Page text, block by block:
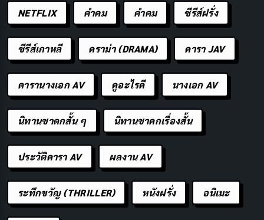
สังคม
วันไหว้ครูวันที่เท่าไหร่?
วันไหว้ครูไม่ได้มีวันที่ตายตัวแต่ส่วนใหญ่มักจะจัดขึ้นใน วัน
พฤหัสบดี ในช่วงเดือนมิถุนายน ซึ่งเป็นช่วงเวลาที่เหมาะ
สมเนื่องจากเป็นช่วงเปิดภาคเรียนใหม่นักเรียนและครูได้มี
โอกาสพบปะกัน และเริ่มต้นปีการศึกษาใหม่ด้วยความเป็น
สิริมงคล
NETFLIX คำคม คําคม ซีรีส์ฝรั่ง
ซีรีส์เกาหลี ดราม่า (DRAMA) ดารา JAV
ดารานางเอก AV ดูอะไรดี นางเอก AV
นิทานชาดกสั้น ๆ นิทานชาดกเรื่องสั้น
ประวัติดารา AV ผลงาน AV
ระทึกขวัญ (THRILLER) หนังฝรั่ง อนิเมะ